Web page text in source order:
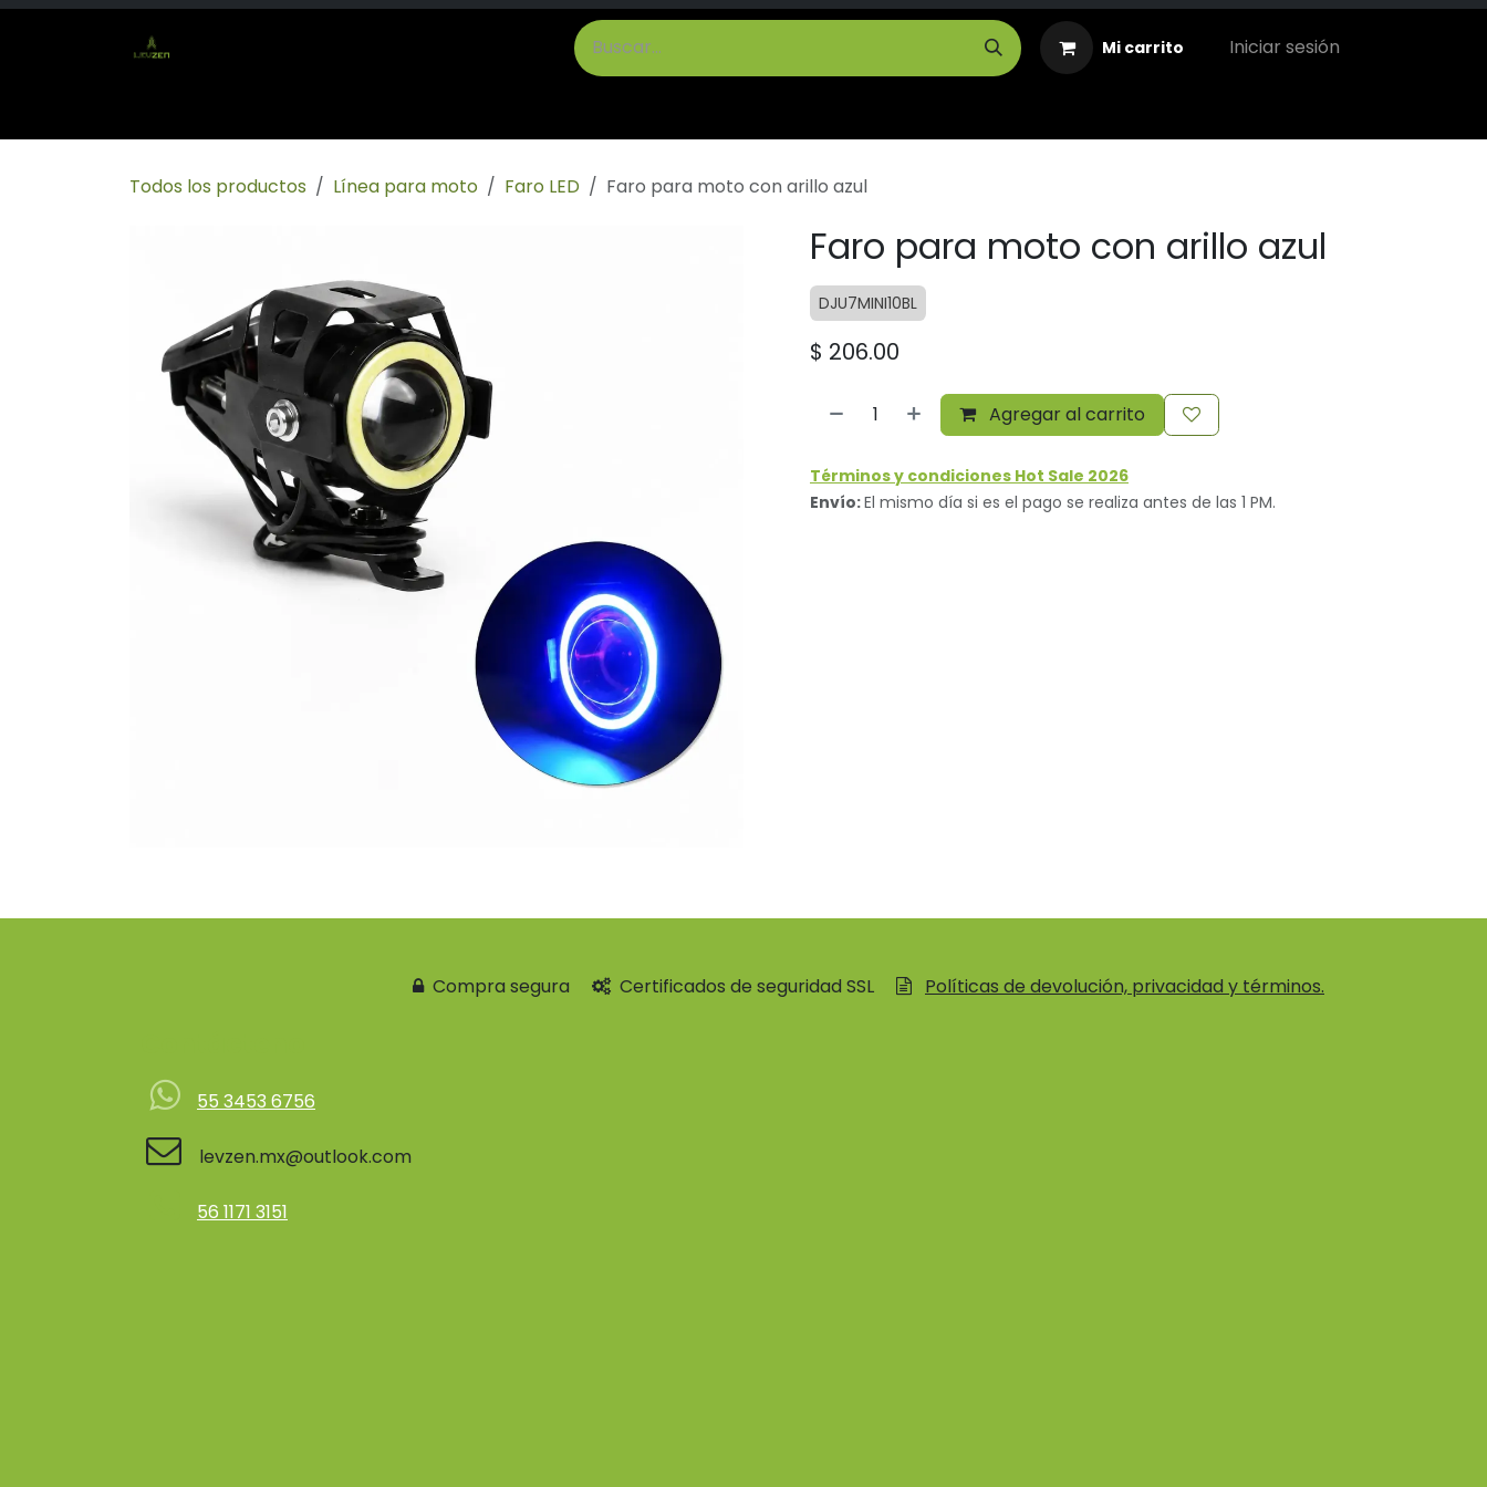
Ir al contenido
Mi carrito Iniciar sesión
Todos los productos Línea para moto Faro LED Faro para moto con arillo azul
Faro para moto con arillo azul
DJU7MINI10BL
$ 206.00
Agregar al carrito
Términos y condiciones Hot Sale 2026
Envío:El mismo día si es el pago se realiza antes de las 1 PM.
Compra segura Certificados de seguridad SSL Políticas de devolución, privacidad y términos.
55 3453 6756
levzen.mx@outlook.com
56 1171 3151